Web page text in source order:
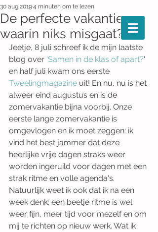
De perfecte vakantie
waarin niks misgaat?
30 aug 20194 minuten om te lezen
Jeetje, 8 juli schreef ik de mijn laatste
blog over 'Samen in de klas of apart?'
en half juli kwam ons eerste
Tweelingmagazine uit! En nu, nu is het
alweer eind augustus en is de
zomervakantie bijna voorbij. Onze
eerste lange zomervakantie is
omgevlogen en ik moet zeggen: ik
vind het best jammer dat deze
heerlijke vrije dagen straks weer
worden ingeruild voor dagen met een
strak ritme en volle agenda's.
Natuurlijk weet ik ook dat ik na een
week denk; een beetje ritme is wel
weer fijn, meer tijd voor mezelf en om
mij te richten op nieuw werk. Wat ik